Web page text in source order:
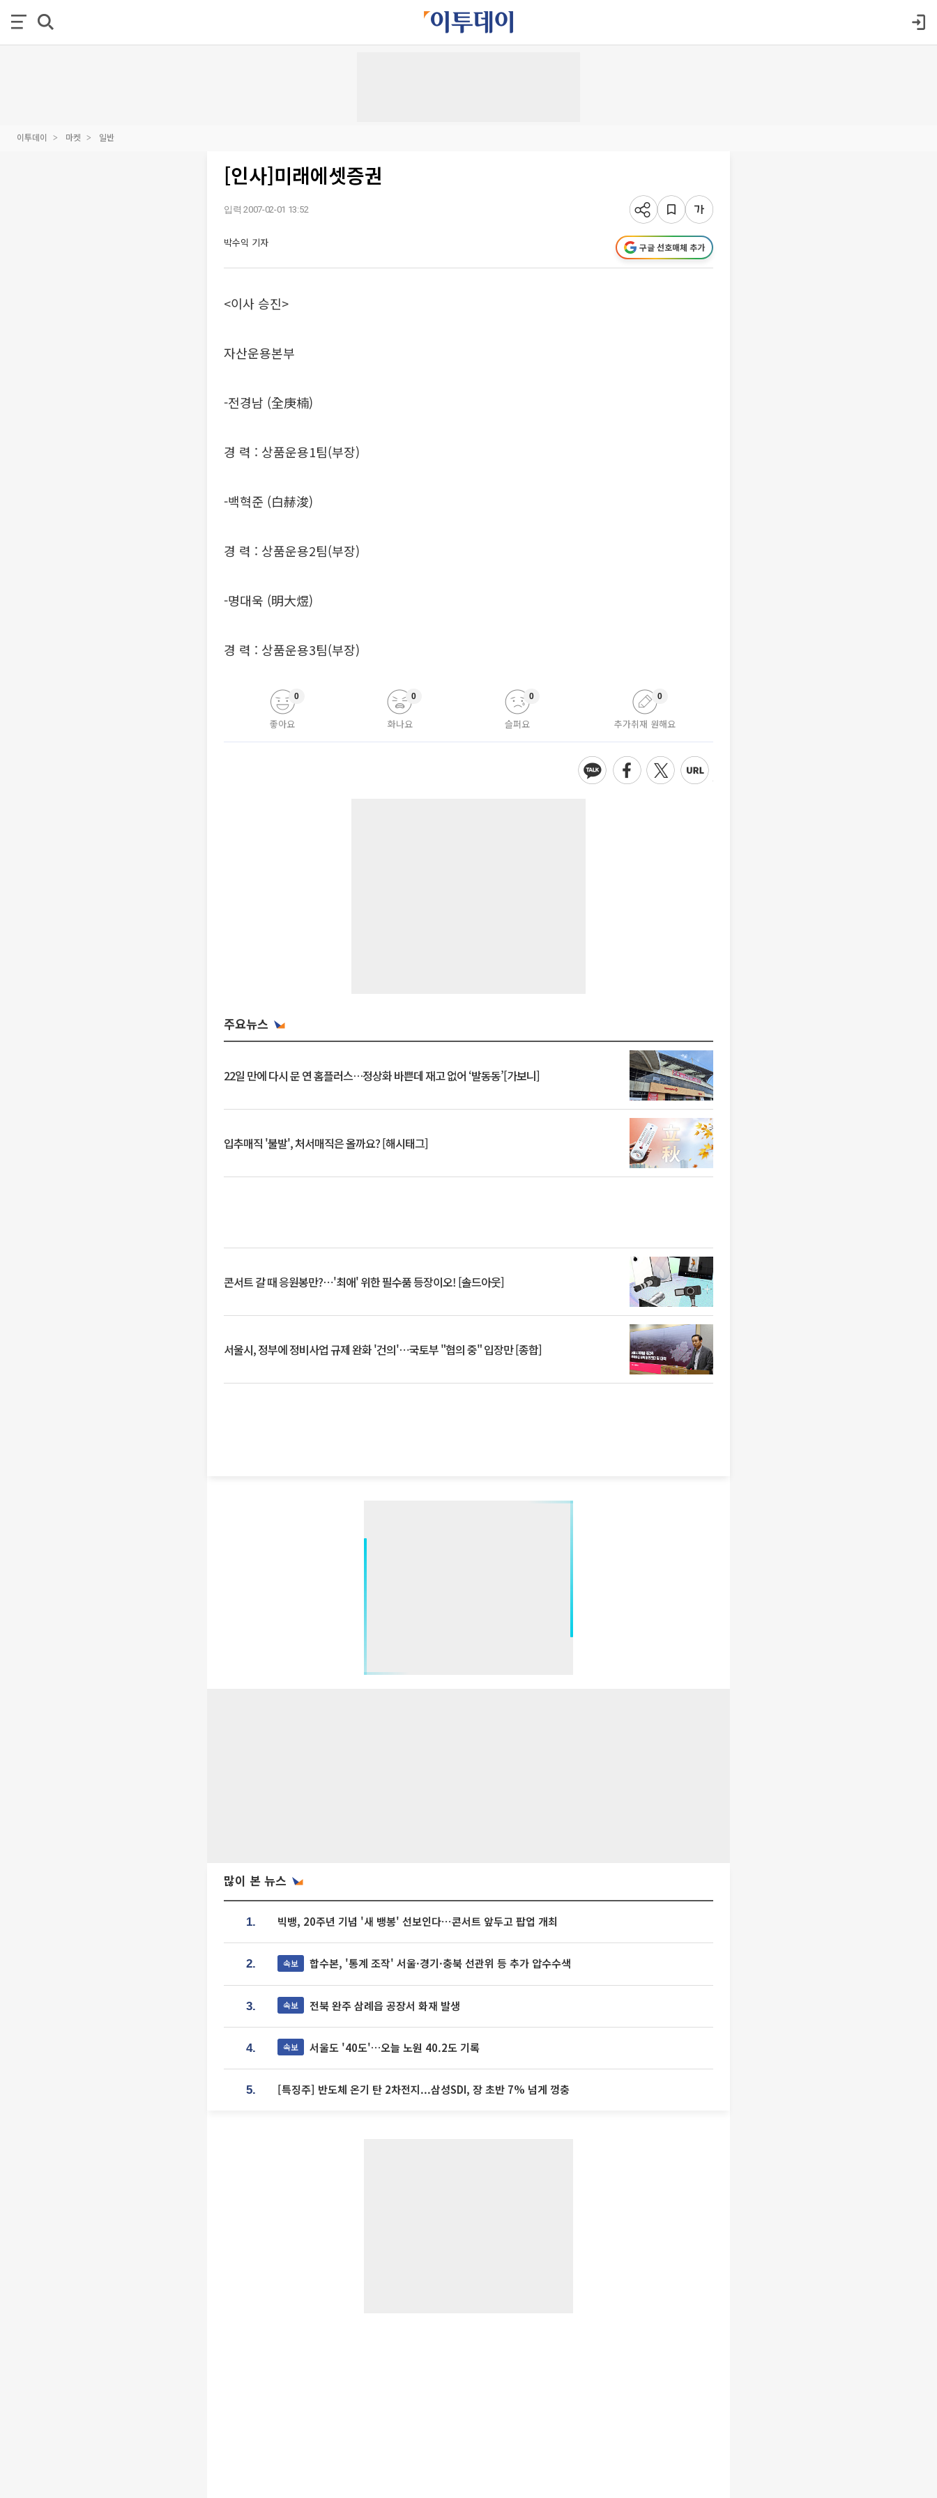
이투데이 마켓 일반
[인사]미래에셋증권
입력 2007-02-01 13:52
박수익 기자 구글 선호매체 추가
<이사 승진>
자산운용본부
-전경남 (全庚楠)
경 력 : 상품운용1팀(부장)
-백혁준 (白赫浚)
경 력 : 상품운용2팀(부장)
-명대욱 (明大煜)
경 력 : 상품운용3팀(부장)
좋아요
0
화나요
0
슬퍼요
0
추가취재 원해요
0
주요뉴스
22일 만에 다시 문 연 홈플러스…정상화 바쁜데 재고 없어 ‘발동동’[가보니]
입추매직 '불발', 처서매직은 올까요? [해시태그]
콘서트 갈 때 응원봉만?⋯'최애' 위한 필수품 등장이오! [솔드아웃]
서울시, 정부에 정비사업 규제 완화 '건의'⋯국토부 "협의 중" 입장만 [종합]
많이 본 뉴스
1. 빅뱅, 20주년 기념 '새 뱅봉' 선보인다⋯콘서트 앞두고 팝업 개최
2. 속보 합수본, '통계 조작' 서울·경기·충북 선관위 등 추가 압수수색
3. 속보 전북 완주 삼례읍 공장서 화재 발생
4. 속보 서울도 '40도'…오늘 노원 40.2도 기록
5. [특징주] 반도체 온기 탄 2차전지...삼성SDI, 장 초반 7% 넘게 껑충